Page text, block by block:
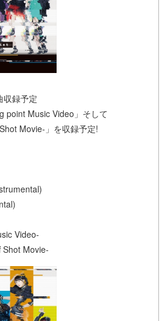
収録予定
point Music Video」そして
Movie-」を収録予定!
Video-
Movie-